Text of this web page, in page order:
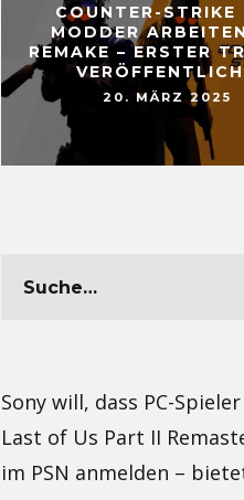
COUNTER-STRIKE
MODDER
REMAKE – ERSTER
20. MÄRZ 2025
Sony will, dass PC-
Last of Us Part II
im PSN anmelden –